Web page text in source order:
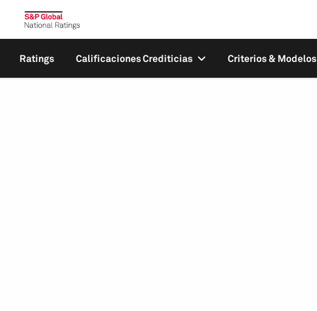
Ratings Calificaciones Crediticias Criterios & Modelos